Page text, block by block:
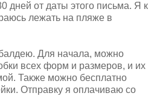
дней от даты этого письма. Я к
лежать на пляже в
Для начала, можно
всех форм и размеров, и их
Также можно бесплатно
Отправку я оплачиваю со